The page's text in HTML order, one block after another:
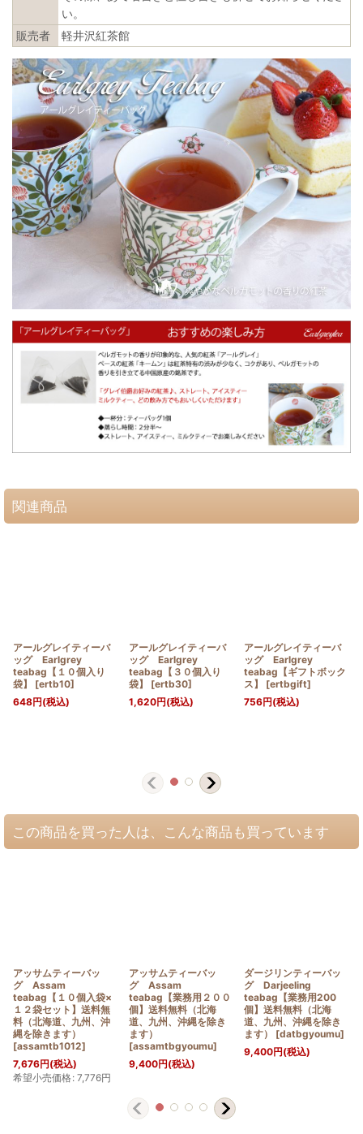
い。
販売者
軽井沢紅茶館
関連商品
アールグレイティーバ
ッグ Earlgrey
teabag【１０個入り
袋】
[ertb10]
648円(税込)
アールグレイティーバ
ッグ Earlgrey
teabag【３０個入り
袋】
[ertb30]
1,620円(税込)
アールグレイティーバ
ッグ Earlgrey
teabag【ギフトボック
ス】
[ertbgift]
756円(税込)
この商品を買った人は、こんな商品も買っています
アッサムティーバッ
グ Assam
teabag【１０個入袋×
１２袋セット】送料無
料（北海道、九州、沖
縄を除きます）
[assamtb1012]
7,676円(税込)
希望小売価格: 7,776円
アッサムティーバッ
グ Assam
teabag【業務用２００
個】送料無料（北海
道、九州、沖縄を除き
ます）
[assamtbgyoumu]
9,400円(税込)
ダージリンティーバッ
グ Darjeeling
teabag【業務用200
個】送料無料（北海
道、九州、沖縄を除き
ます）
[datbgyoumu]
9,400円(税込)